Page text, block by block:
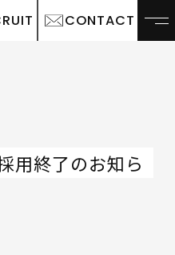
CONTACT
用終了のお知ら